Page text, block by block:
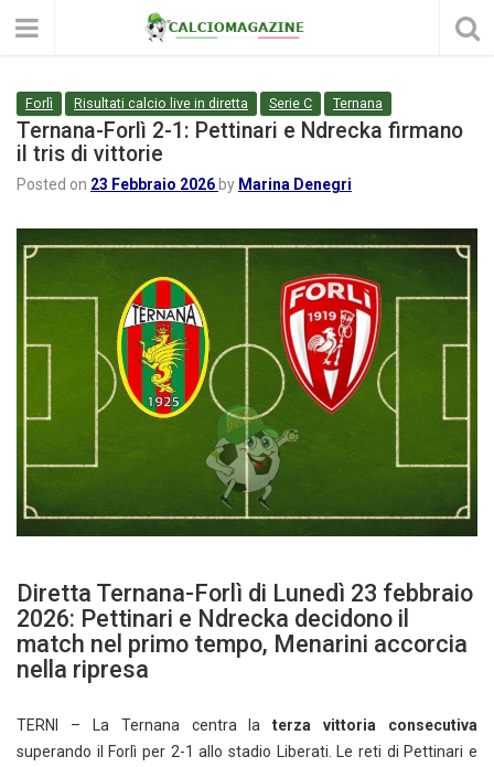
Forlì Risultati calcio live in diretta Serie C Ternana
Ternana-Forlì 2-1: Pettinari e Ndrecka firmano
il tris di vittorie
Posted on 23 Febbraio 2026 by Marina Denegri
Diretta Ternana-Forlì di Lunedì 23 febbraio
2026: Pettinari e Ndrecka decidono il
match nel primo tempo, Menarini accorcia
nella ripresa
TERNI – La Ternana centra laterza vittoria consecutiva
superando il Forlì per 2-1 allo stadio Liberati. Le reti di Pettinari e